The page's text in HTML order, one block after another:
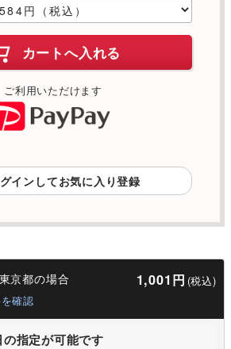
カートへ入れる
ご利用いただけます
インしてお気に入り登録
京都の場合 1,001円 (税込)
確認
指定が可能です